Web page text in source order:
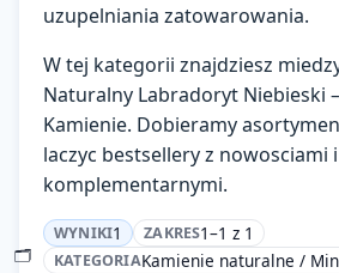
Ładowanie…
uzupelniania zatowarowania.
W tej kategorii znajdziesz
Naturalny Labradoryt Niebieski
Kamienie. Dobieramy
laczyc bestsellery z
komplementarnymi.
WYNIKI1 ZAKRES1–1 z 1
🗂️ KATEGORIAKamienie naturalne /